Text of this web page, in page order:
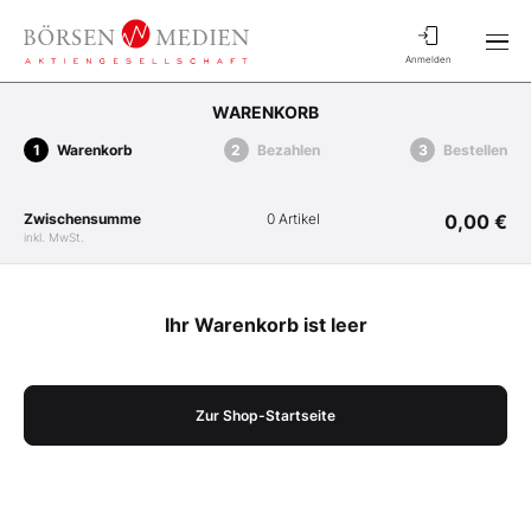
Anmelden
WARENKORB
Warenkorb Bezahlen Bestellen
Zwischensumme
inkl. MwSt.
0 Artikel 0,00 €
Ihr Warenkorb ist leer
Zur Shop-Startseite